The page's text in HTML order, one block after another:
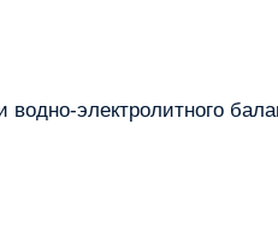
электролитного